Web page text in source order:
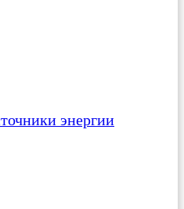
энергии